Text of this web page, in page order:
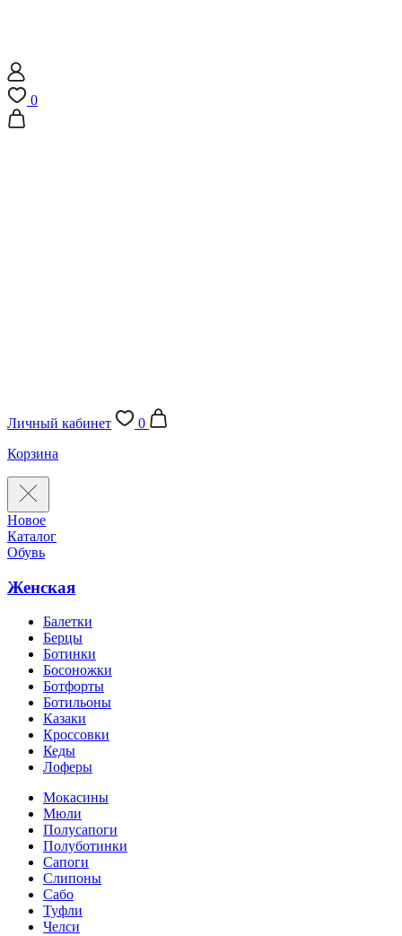
0
Личный кабинет
0
Корзина
Новое
Каталог
Обувь
Женская
Балетки
Берцы
Ботинки
Босоножки
Ботфорты
Ботильоны
Казаки
Кроссовки
Кеды
Лоферы
Мокасины
Мюли
Полусапоги
Полуботинки
Сапоги
Слипоны
Сабо
Туфли
Челси